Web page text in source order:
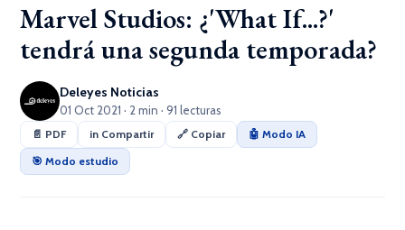
Marvel Studios: ¿'What If...?'
tendrá una segunda temporada?
Deleyes Noticias
01 Oct 2021 · 2 min · 91 lecturas
📄 PDF in Compartir 🔗 Copiar
🤖 Modo IA
🎯 Modo estudio